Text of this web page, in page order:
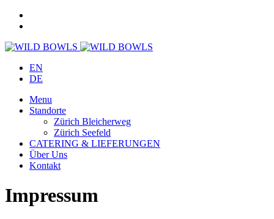
EN
DE
Menu
Standorte
Zürich Bleicherweg
Zürich Seefeld
CATERING & LIEFERUNGEN
Über Uns
Kontakt
Impressum